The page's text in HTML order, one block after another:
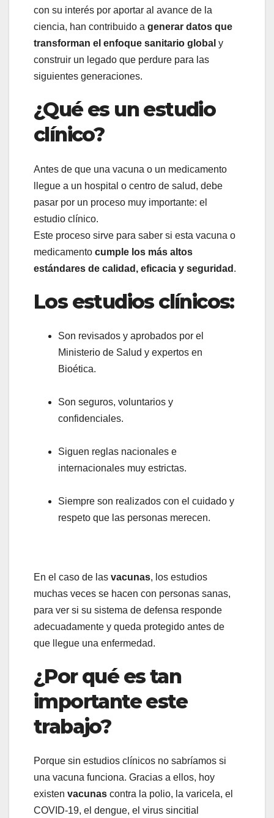
con su interés por aportar al avance de la
ciencia, han contribuido a generar datos que
transforman el enfoque sanitario global y
construir un legado que perdure para las
siguientes generaciones.
¿Qué es un estudio
clínico?
Antes de que una vacuna o un medicamento
llegue a un hospital o centro de salud, debe
pasar por un proceso muy importante: el
estudio clínico.
Este proceso sirve para saber si esta vacuna o
medicamento cumple los más altos
estándares de calidad, eficacia y seguridad .
Los estudios clínicos:
Son revisados y aprobados por el
Ministerio de Salud y expertos en
Bioética.
Son seguros, voluntarios y
confidenciales.
Siguen reglas nacionales e
internacionales muy estrictas.
Siempre son realizados con el cuidado y
respeto que las personas merecen.
En el caso de las vacunas, los estudios
muchas veces se hacen con personas sanas,
para ver si su sistema de defensa responde
adecuadamente y queda protegido antes de
que llegue una enfermedad.
¿Por qué es tan
importante este
trabajo?
Porque sin estudios clínicos no sabríamos si
una vacuna funciona. Gracias a ellos, hoy
existen vacunas contra la polio, la varicela, el
COVID-19, el dengue, el virus sincitial